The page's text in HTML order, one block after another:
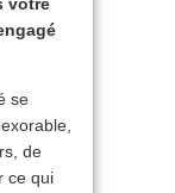
se
de
ce qui